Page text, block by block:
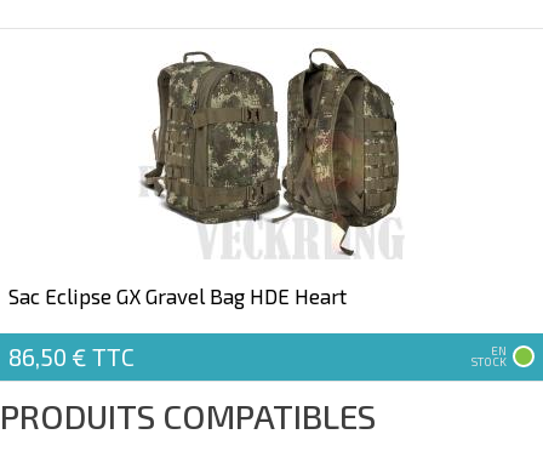
Sac Eclipse GX Gravel Bag HDE Heart
86,50 € TTC EN
STOCK
PRODUITS COMPATIBLES